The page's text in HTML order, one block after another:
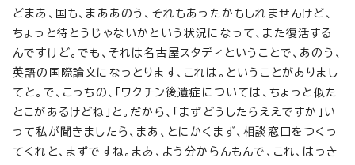
どまあ、国も、まああのう、それもあったかもしれませんけど、
ちょっと待とうじゃないかという状況になって、また復活する
んですけど。でも、それは名古屋スタディということで、あのう、
英語の国際論文になっとります、これは。ということがありまし
てと。で、こっちの、「ワクチン後遺症については、ちょっと似た
とこがあるけどね」と。だから、「まずどうしたらええですか」い
って私が聞きましたら、まあ、とにかくまず、相談窓口をつくっ
てくれと、まずですね。まあ、よう分からんもんで、これ、はっき